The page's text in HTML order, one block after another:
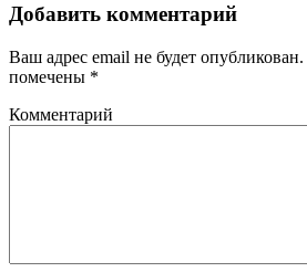
Добавить комментарий
Ваш адрес email не будет опубликован.
помечены *
Комментарий